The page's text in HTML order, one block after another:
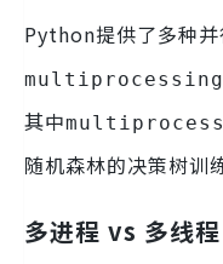
Python提供了多种
multiprocessing
其中
随机森林的决策树训
多进程 vs 多线程